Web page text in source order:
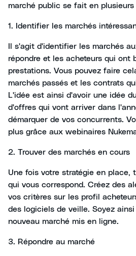
marché public se fait en plusieurs
1. Identifier les marchés
Il s'agit d'identifier les marchés
répondre et les acheteurs qui ont
prestations. Vous pouvez faire
marchés passés et les contrats
L'idée est ainsi d'avoir une idée
d'offres qui vont arriver dans
démarquer de vos concurrents.
plus grâce aux webinaires
2. Trouver des marchés en cours
Une fois votre stratégie en place,
qui vous correspond. Créez des
vos critères sur les profil
des logiciels de veille. Soyez
nouveau marché mis en ligne.
3. Répondre au marché